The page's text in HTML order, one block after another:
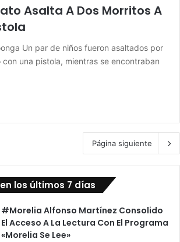
Asalta A Dos Morritos A
Un par de niños fueron asaltados por
con una pistola, mientras se encontraban
Página siguiente
los últimos 7 días
#Morelia Alfonso Martínez Consolido
El Acceso A La Lectura Con El Programa
«Morelia Se Lee»